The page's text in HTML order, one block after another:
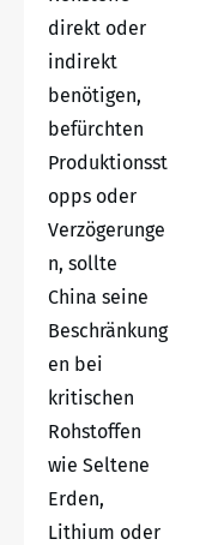
direkt oder
indirekt
benötigen,
befürchten
Produktionsst
opps oder
Verzögerunge
n, sollte
China seine
Beschränkung
en bei
kritischen
Rohstoffen
wie Seltene
Erden,
Lithium oder